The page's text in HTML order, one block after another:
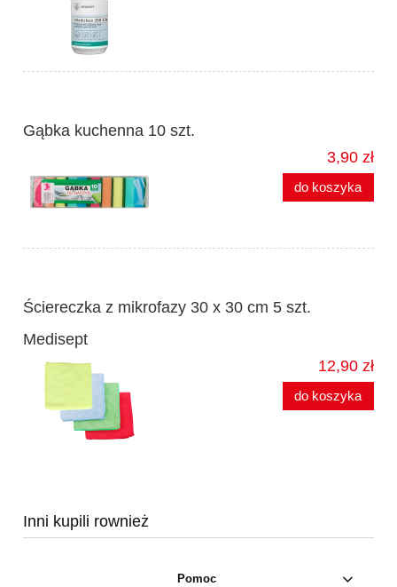
Gąbka kuchenna 10 szt.
3,90 zł
do koszyka
Ściereczka z mikrofazy 30 x 30 cm 5 szt.
Medisept
12,90 zł
do koszyka
Inni kupili rownież
Pomoc